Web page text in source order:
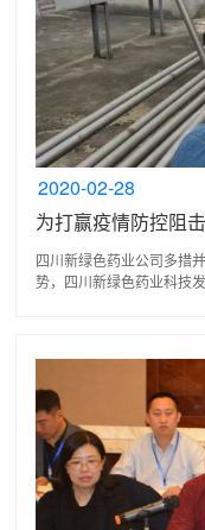
2020-02-28
四川新绿色药业公司多措
势，四川新绿色药业科技